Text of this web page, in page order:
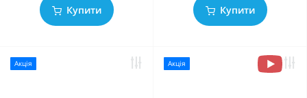
Купити Купити
Акція Акція